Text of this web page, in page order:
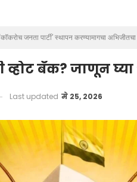
जनता पार्टी’ स्थापन करण्यामागचा
व्होट बँक? जाणून
Last updated मे 25, 2026